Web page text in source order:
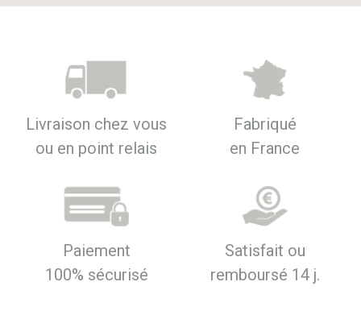
Livraison chez vous
ou en point relais
Fabriqué
en France
Paiement
100% sécurisé
Satisfait ou
remboursé 14 j.